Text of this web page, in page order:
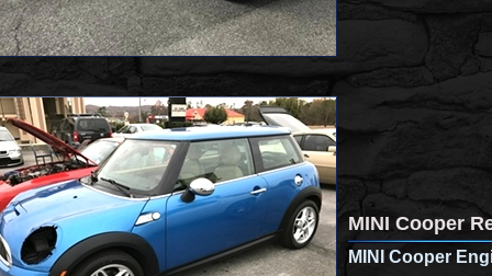
MINI Cooper
MINI Cooper